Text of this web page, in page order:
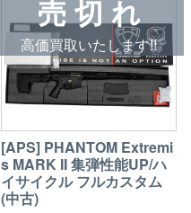
売 切 れ
高価買取いたします!!
[APS] PHANTOM Extremi
s MARK II 集弾性能UP/ハ
イサイクル フルカスタム
(中古)